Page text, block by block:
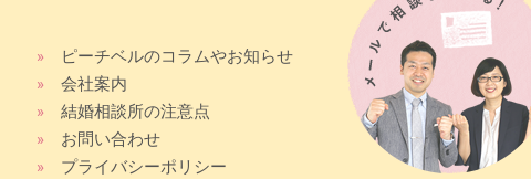
»
ピーチベルのコラムやお知らせ
»
会社案内
»
結婚相談所の注意点
»
お問い合わせ
»
プライバシーポリシー